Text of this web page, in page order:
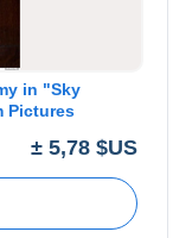
in "Sky
Pictures
± 5,78 $US